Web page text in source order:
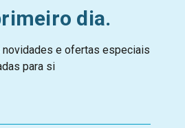
dia.
novidades e ofertas especiais
para si